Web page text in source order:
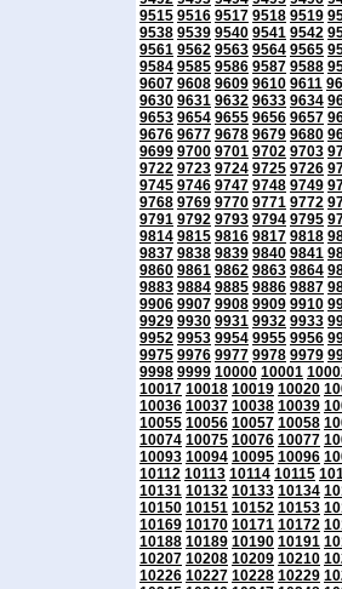
9515 9516 9517 9518 9519
9538 9539 9540 9541 9542
9561 9562 9563 9564 9565
9584 9585 9586 9587 9588
9607 9608 9609 9610 9611
9630 9631 9632 9633 9634
9653 9654 9655 9656 9657
9676 9677 9678 9679 9680
9699 9700 9701 9702 9703
9722 9723 9724 9725 9726
9745 9746 9747 9748 9749
9768 9769 9770 9771 9772
9791 9792 9793 9794 9795
9814 9815 9816 9817 9818
9837 9838 9839 9840 9841
9860 9861 9862 9863 9864
9883 9884 9885 9886 9887
9906 9907 9908 9909 9910
9929 9930 9931 9932 9933
9952 9953 9954 9955 9956
9975 9976 9977 9978 9979
9998 9999 10000 10001
10017 10018 10019 10020
10036 10037 10038 10039
10055 10056 10057 10058
10074 10075 10076 10077
10093 10094 10095 10096
10112 10113 10114 10115
10131 10132 10133 10134
10150 10151 10152 10153
10169 10170 10171 10172
10188 10189 10190 10191
10207 10208 10209 10210
10226 10227 10228 10229